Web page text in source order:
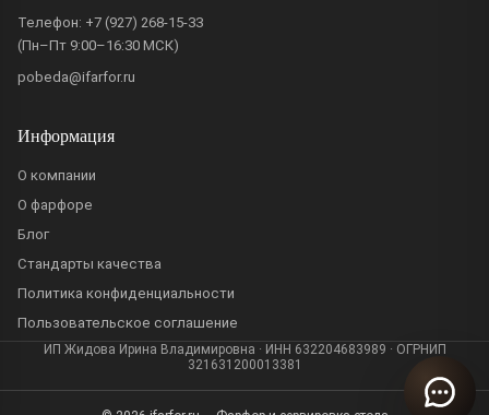
Телефон: +7 (927) 268-15-33
(Пн–Пт 9:00–16:30 МСК)
pobeda@ifarfor.ru
Информация
О компании
О фарфоре
Блог
Стандарты качества
Политика конфиденциальности
Пользовательское соглашение
ИП Жидова Ирина Владимировна · ИНН 632204683989 · ОГРНИП
321631200013381